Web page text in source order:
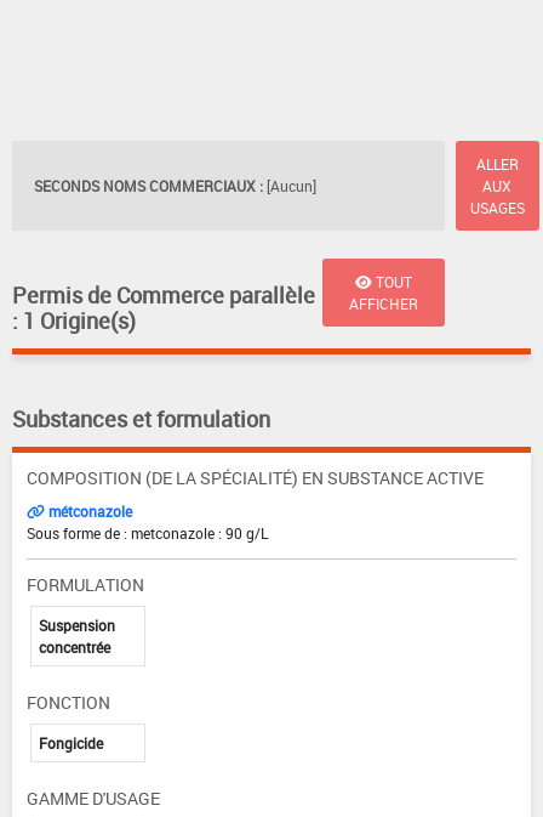
SECONDS NOMS COMMERCIAUX : [Aucun]
ALLER
AUX
USAGES
Permis de Commerce parallèle
: 1 Origine(s)
TOUT
AFFICHER
Substances et formulation
COMPOSITION (DE LA SPÉCIALITÉ) EN SUBSTANCE ACTIVE
métconazole
Sous forme de : metconazole : 90 g/L
FORMULATION
Suspension
concentrée
FONCTION
Fongicide
GAMME D'USAGE